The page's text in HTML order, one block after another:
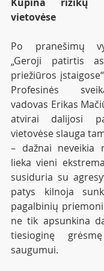
vietovėse
Po pranešimų
„Geroji patirtis
priežiūros
Profesinės
vadovas Erikas
atvirai dalijosi
vietovėse slauga
– dažnai neveikia
lieka vieni
susiduria su
patys kilnoja
pagalbinių
ne tik apsunkina
tiesioginę
saugumui.